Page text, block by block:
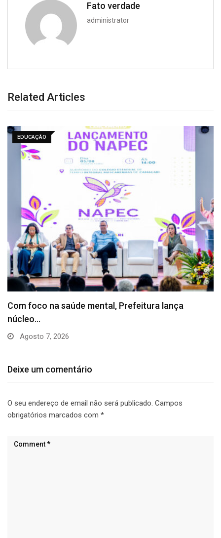
Fato verdade
administrator
Related Articles
EDUCAÇÃO
Cidade do Saber inicia inscrições para novos
cursos…
Agosto 6, 2026
Deixe um comentário
O seu endereço de email não será publicado. Campos
obrigatórios marcados com *